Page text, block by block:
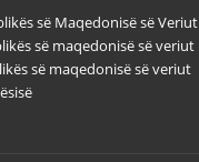
së Maqedonisë së Veriut
së maqedonisë së veriut
së maqedonisë së veriut